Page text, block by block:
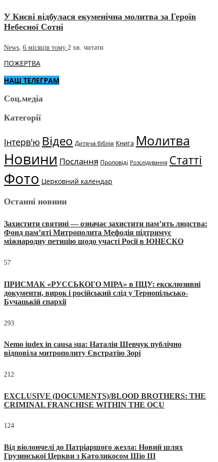
У Києві відбулася екуменічна молитва за Героїв
Небесної Сотні
News 6 місяців тому 2 хв. читати
ПОЖЕРТВА
НАШ ТЕЛЕГРАМ
Соц.медіа
Категорії
Інтерв'ю Відео Дитяча біблія Книга Молитва
Новини Послання Проповіді Розслідування Статті
Фото Церковний календар
Останні новини
Захистити святині — означає захистити пам’ять людства:
Фонд пам’яті Митрополита Мефодія підтримує
міжнародну петицію щодо участі Росії в ЮНЕСКО
57
ПРИСМАК «РУССЬКОГО МІРА» в ПЦУ: ексклюзивні
документи, вирок і російський слід у Тернопільсько-
Бучацькій єпархії
293
Nemo iudex in causa sua: Наталія Шевчук публічно
відповіла митрополиту Євстратію Зорі
212
EXCLUSIVE (DOCUMENTS)/BLOOD BROTHERS: THE
CRIMINAL FRANCHISE WITHIN THE OCU
124
Від віолончелі до Патріаршого жезла: Новий шлях
Грузинської Церкви з Католикосом Шіо III